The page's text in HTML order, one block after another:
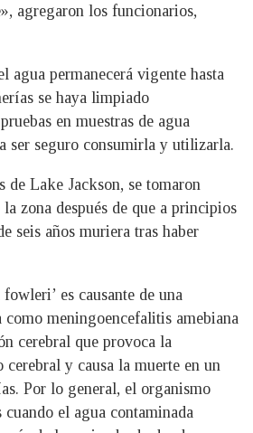
agregaron los funcionarios,
agua permanecerá vigente hasta
se haya limpiado
en muestras de agua
ser seguro consumirla y utilizarla.
de Lake Jackson, se tomaron
zona después de que a principios
seis años muriera tras haber
es causante de una
como meningoencefalitis amebiana
cerebral que provoca la
y causa la muerte en un
Por lo general, el organismo
cuando el agua contaminada